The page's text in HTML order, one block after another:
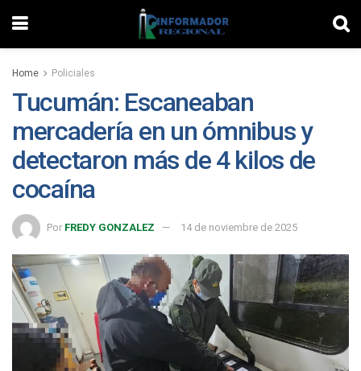
Home Policiales
Tucumán: Escaneaban
mercadería en un ómnibus y
detectaron más de 4 kilos de
cocaína
Por FREDY GONZALEZ 14 de noviembre de 2025